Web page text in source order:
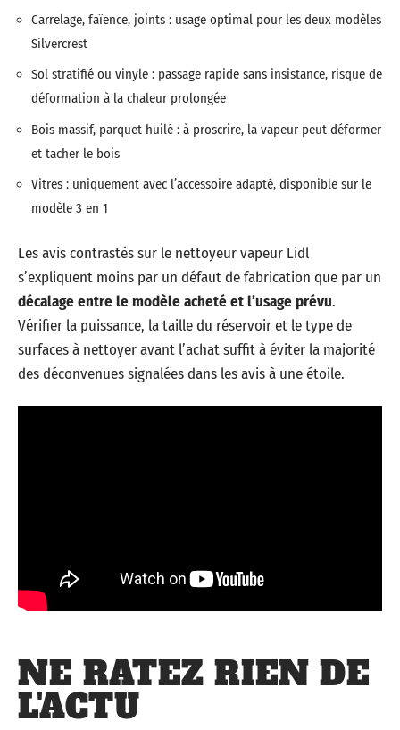
Carrelage, faïence, joints : usage optimal pour les deux modèles
Silvercrest
Sol stratifié ou vinyle : passage rapide sans insistance, risque de
déformation à la chaleur prolongée
Bois massif, parquet huilé : à proscrire, la vapeur peut déformer
et tacher le bois
Vitres : uniquement avec l’accessoire adapté, disponible sur le
modèle 3 en 1
Les avis contrastés sur le nettoyeur vapeur Lidl
s’expliquent moins par un défaut de fabrication que par un
décalage entre le modèle acheté et l’usage prévu.
Vérifier la puissance, la taille du réservoir et le type de
surfaces à nettoyer avant l’achat suffit à éviter la majorité
des déconvenues signalées dans les avis à une étoile.
NE RATEZ RIEN DE
L'ACTU